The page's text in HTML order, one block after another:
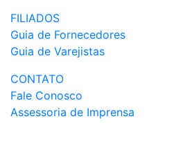
FILIADOS
Guia de Fornecedores
Guia de Varejistas
CONTATO
Fale Conosco
Assessoria de Imprensa